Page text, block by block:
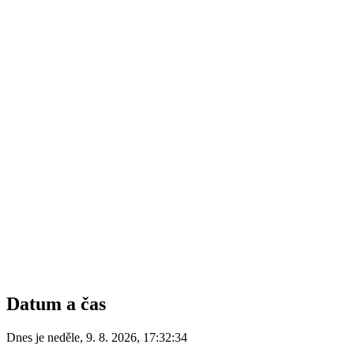
Datum a čas
Dnes je neděle, 9. 8. 2026, 17:32:34